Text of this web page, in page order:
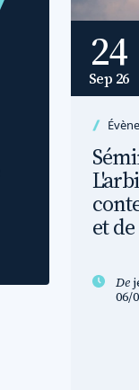
24
Sep 26
et
De
06/